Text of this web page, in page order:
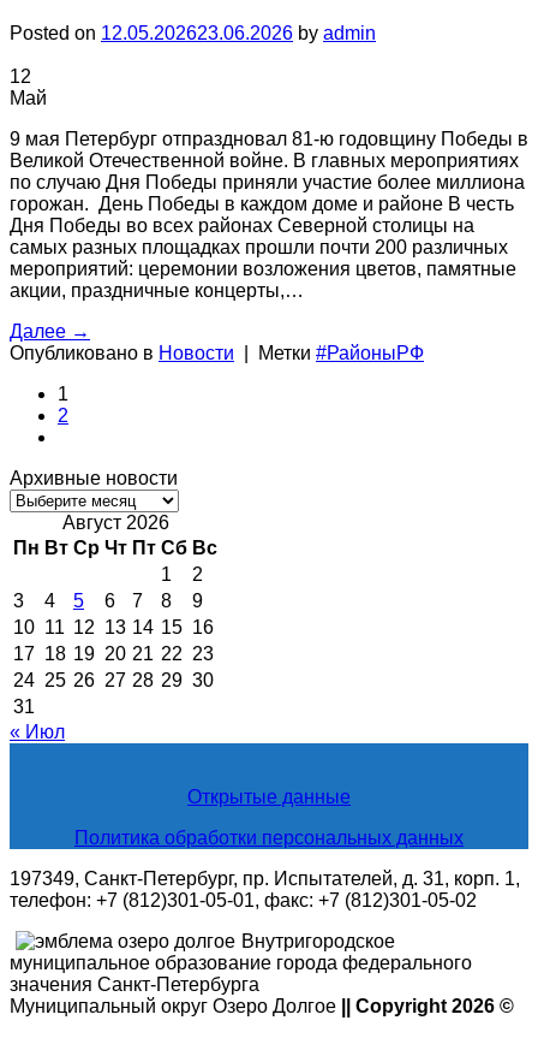
Posted on 12.05.202623.06.2026 by admin
12
Май
9 мая Петербург отпраздновал 81-ю годовщину Победы в
Великой Отечественной войне. В главных мероприятиях
по случаю Дня Победы приняли участие более миллиона
горожан. День Победы в каждом доме и районе В честь
Дня Победы во всех районах Северной столицы на
самых разных площадках прошли почти 200 различных
мероприятий: церемонии возложения цветов, памятные
акции, праздничные концерты,…
Далее →
Опубликовано в Новости Метки #РайоныРФ
1
2
Архивные новости
Архивные
новостиАвгуст 2026
Пн Вт Ср Чт Пт Сб Вс
1
2
3
4 5 6 7 8
9
10 11 12 13 14 15 16
17 18 19 20 21 22 23
24 25 26 27 28 29 30
31
« Июл
Открытые данные
Политика обработки персональных данных
197349, Санкт-Петербург, пр. Испытателей, д. 31, корп. 1,
телефон: +7 (812)301-05-01, факс: +7 (812)301-05-02
Внутригородское
муниципальное образование города федерального
значения Санкт-Петербурга
Муниципальный округ Озеро Долгое
|| Copyright 2026 ©